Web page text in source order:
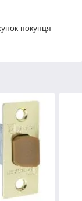
покупця